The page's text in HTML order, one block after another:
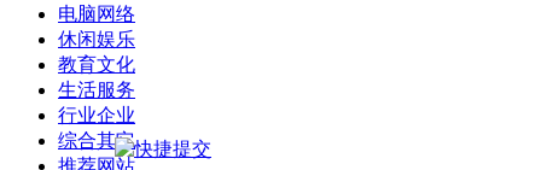
电脑网络
休闲娱乐
教育文化
生活服务
行业企业
综合其它
推荐网站